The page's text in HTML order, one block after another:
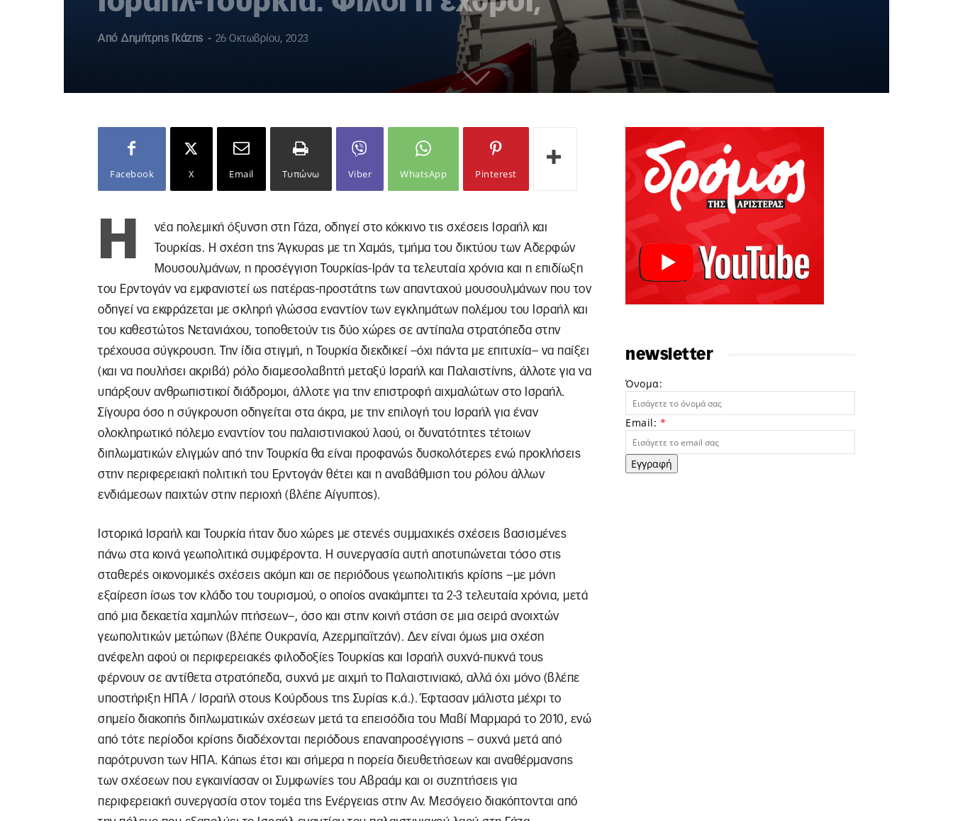
Από Δημήτρης Γκάζης - 26 Οκτωβρίου, 2023
Facebook X Email Τυπώνω Viber WhatsApp Pinterest
Η
νέα πολεμική όξυνση στη Γάζα, οδηγεί στο κόκκινο τις σχέσεις Ισραήλ και
Τουρκίας. Η σχέση της Άγκυρας με τη Χαμάς, τμήμα του δικτύου των Αδερφών
Μουσουλμάνων, η προσέγγιση Τουρκίας-Ιράν τα τελευταία χρόνια και η επιδίωξη
του Ερντογάν να εμφανιστεί ως πατέρας-προστάτης των απανταχού μουσουλμάνων που τον
οδηγεί να εκφράζεται με σκληρή γλώσσα εναντίον των εγκλημάτων πολέμου του Ισραήλ και
του καθεστώτος Νετανιάχου, τοποθετούν τις δύο χώρες σε αντίπαλα στρατόπεδα στην
τρέχουσα σύγκρουση. Την ίδια στιγμή, η Τουρκία διεκδικεί –όχι πάντα με επιτυχία– να παίξει
(και να πουλήσει ακριβά) ρόλο διαμεσολαβητή μεταξύ Ισραήλ και Παλαιστίνης, άλλοτε για να
υπάρξουν ανθρωπιστικοί διάδρομοι, άλλοτε για την επιστροφή αιχμαλώτων στο Ισραήλ.
Σίγουρα όσο η σύγκρουση οδηγείται στα άκρα, με την επιλογή του Ισραήλ για έναν
ολοκληρωτικό πόλεμο εναντίον του παλαιστινιακού λαού, οι δυνατότητες τέτοιων
διπλωματικών ελιγμών από την Τουρκία θα είναι προφανώς δυσκολότερες ενώ προκλήσεις
στην περιφερειακή πολιτική του Ερντογάν θέτει και η αναβάθμιση του ρόλου άλλων
ενδιάμεσων παιχτών στην περιοχή (βλέπε Αίγυπτος).
Ιστορικά Ισραήλ και Τουρκία ήταν δυο χώρες με στενές συμμαχικές σχέσεις βασισμένες
πάνω στα κοινά γεωπολιτικά συμφέροντα. Η συνεργασία αυτή αποτυπώνεται τόσο στις
σταθερές οικονομικές σχέσεις ακόμη και σε περιόδους γεωπολιτικής κρίσης –με μόνη
εξαίρεση ίσως τον κλάδο του τουρισμού, ο οποίος ανακάμπτει τα 2-3 τελευταία χρόνια, μετά
από μια δεκαετία χαμηλών πτήσεων–, όσο και στην κοινή στάση σε μια σειρά ανοιχτών
γεωπολιτικών μετώπων (βλέπε Ουκρανία, Αζερμπαϊτζάν). Δεν είναι όμως μια σχέση
ανέφελη αφού οι περιφερειακές φιλοδοξίες Τουρκίας και Ισραήλ συχνά-πυκνά τους
φέρνουν σε αντίθετα στρατόπεδα, συχνά με αιχμή το Παλαιστινιακό, αλλά όχι μόνο (βλέπε
υποστήριξη ΗΠΑ / Ισραήλ στους Κούρδους της Συρίας κ.ά.). Έφτασαν μάλιστα μέχρι το
σημείο διακοπής διπλωματικών σχέσεων μετά τα επεισόδια του Μαβί Μαρμαρά το 2010, ενώ
από τότε περίοδοι κρίσης διαδέχονται περιόδους επαναπροσέγγισης – συχνά μετά από
παρότρυνση των ΗΠΑ. Κάπως έτσι και σήμερα η πορεία διευθετήσεων και αναθέρμανσης
των σχέσεων που εγκαινίασαν οι Συμφωνίες του Αβραάμ και οι συζητήσεις για
περιφερειακή συνεργασία στον τομέα της Ενέργειας στην Αν. Μεσόγειο διακόπτονται από
newsletter
Όνομα:
Email: *
Εγγραφή